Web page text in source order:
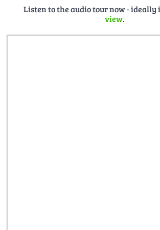
Listen to the audio tour now - ideally
view.